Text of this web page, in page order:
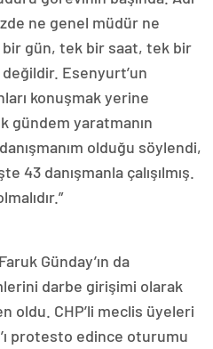
ne genel müdür ne
gün, tek bir saat, tek bir
Esenyurt’un
konuşmak yerine
gündem yaratmanın
olduğu söylendi,
43 danışmanla çalışılmış.
Günday’ın da
darbe girişimi olarak
oldu. CHP’li meclis üyeleri
protesto edince oturumu